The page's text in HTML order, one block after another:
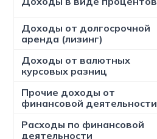
Доходы от долгосрочной
аренда (лизинг)
Доходы от валютных
курсовых разниц
Прочие доходы от
финансовой деятельности
Расходы по финансовой
деятельности